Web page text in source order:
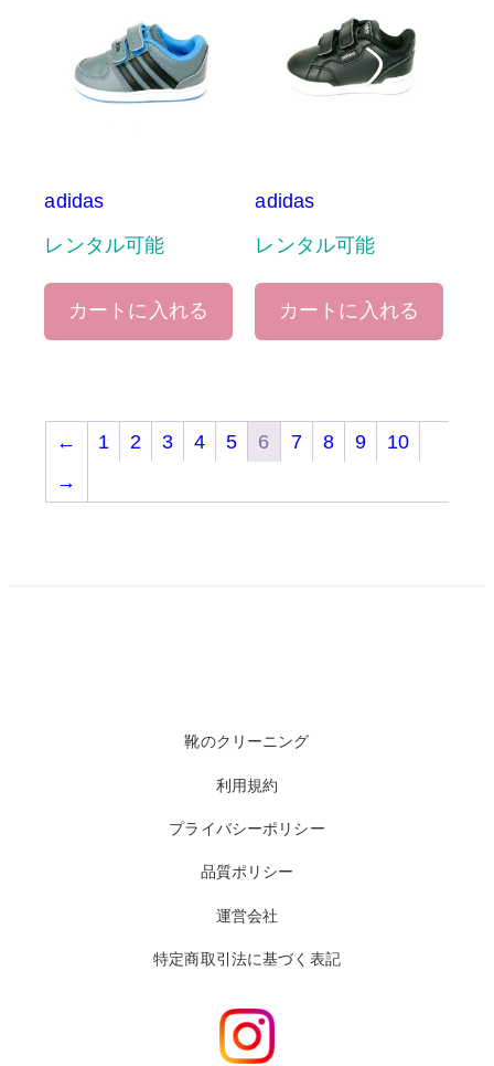
adidas
レンタル可能
カートに入れる
adidas
レンタル可能
カートに入れる
← 1 2 3 4 5 6 7 8 9
10
→
靴のクリーニング
利用規約
プライバシーポリシー
品質ポリシー
運営会社
特定商取引法に基づく表記